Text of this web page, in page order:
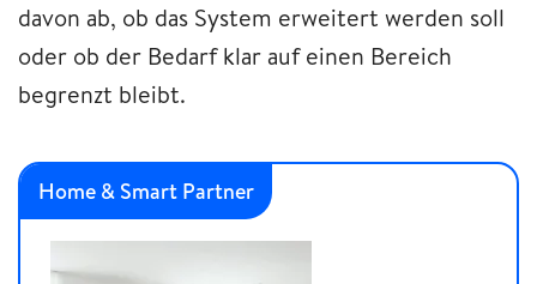
davon ab, ob das System erweitert werden soll
oder ob der Bedarf klar auf einen Bereich
begrenzt bleibt.
Home & Smart Partner